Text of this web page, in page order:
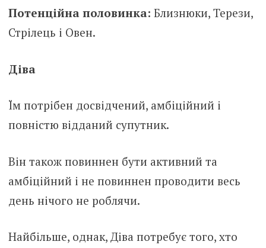
Потенційна половинка: Близнюки, Терези,
Стрілець і Овен.
Діва
Їм потрібен досвідчений, амбіційний і
повністю відданий супутник.
Він також повиннен бути активний та
амбіційний і не повиннен проводити весь
день нічого не роблячи.
Найбільше, однак, Діва потребує того, хто